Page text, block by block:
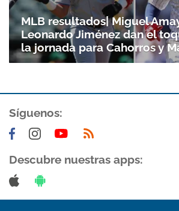
Gracias por suscribirte a
MLB resultados| Miguel
Leonardo Jiménez dan el
la jornada para Cahorros y
Síguenos:
Descubre nuestras apps: